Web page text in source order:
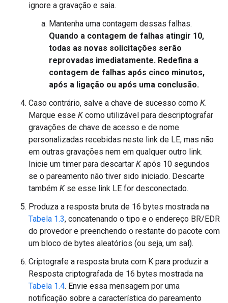
ignore a gravação e saia.
Mantenha uma contagem dessas falhas.
Quando a contagem de falhas atingir 10,
todas as novas solicitações serão
reprovadas imediatamente. Redefina a
contagem de falhas após cinco minutos,
após a ligação ou após uma conclusão.
Caso contrário, salve a chave de sucesso como K.
Marque esse Kcomo utilizável para descriptografar
gravações de chave de acesso e de nome
personalizadas recebidas neste link de LE, mas não
em outras gravações nem em qualquer outro link.
Inicie um timer para descartar Kapós 10 segundos
se o pareamento não tiver sido iniciado. Descarte
também Kse esse link LE for desconectado.
Produza a resposta bruta de 16 bytes mostrada na
Tabela 1.3, concatenando o tipo e o endereço BR/EDR
do provedor e preenchendo o restante do pacote com
um bloco de bytes aleatórios (ou seja, um sal).
Criptografe a resposta bruta com K para produzir a
Resposta criptografada de 16 bytes mostrada na
Tabela 1.4. Envie essa mensagem por uma
notificação sobre a característica do pareamento